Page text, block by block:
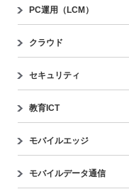
PC運用（LCM）
クラウド
セキュリティ
教育ICT
モバイルエッジ
モバイルデータ通信